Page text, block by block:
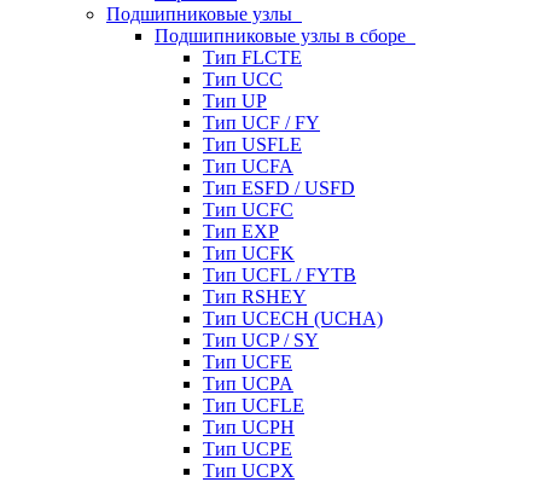
Подшипниковые узлы
Подшипниковые узлы в сборе
Тип FLCTE
Тип UCC
Тип UP
Тип UCF / FY
Тип USFLE
Тип UCFA
Тип ESFD / USFD
Тип UCFC
Тип EXP
Тип UCFK
Тип UCFL / FYTB
Тип RSHEY
Тип UCECH (UCHA)
Тип UCP / SY
Тип UCFE
Тип UCPA
Тип UCFLE
Тип UCPH
Тип UCPE
Тип UCPX